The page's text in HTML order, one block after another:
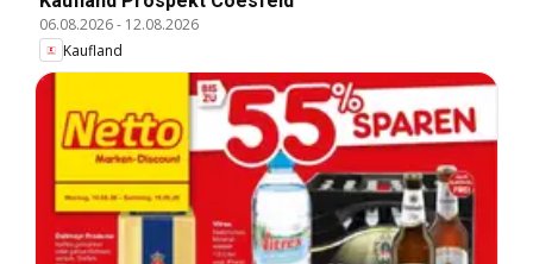
06.08.2026- 12.08.2026
Kaufland